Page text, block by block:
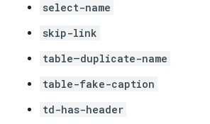
select-name
skip-link
table–duplicate-name
table-fake-caption
td-has-header